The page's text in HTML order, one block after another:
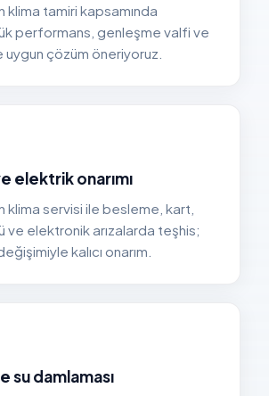
tamiri kapsamında
performans, genleşme valfi ve
çözüm öneriyoruz.
elektrik onarımı
klima servisi ile besleme, kart,
ve elektronik arızalarda teşhis;
kalıcı onarım.
su damlaması